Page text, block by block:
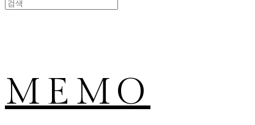
MEMO